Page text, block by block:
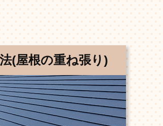
(屋根の重ね張り)